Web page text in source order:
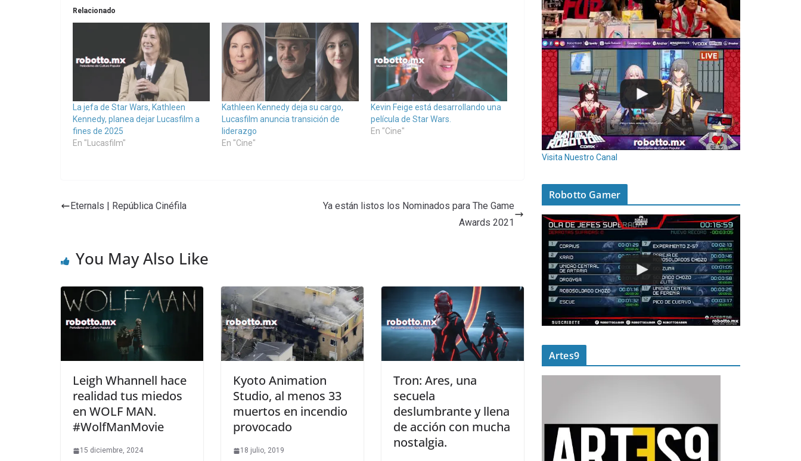
Relacionado
La jefa de Star Wars, Kathleen
Kennedy, planea dejar Lucasfilm a
fines de 2025
En "Lucasfilm"
Kathleen Kennedy deja su cargo,
Lucasfilm anuncia transición de
liderazgo
En "Cine"
Kevin Feige está desarrollando una
película de Star Wars.
En "Cine"
Eternals | República Cinéfila
Ya están listos los Nominados para The Game
Awards 2021
You May Also Like
Leigh Whannell hace
realidad tus miedos
en WOLF MAN.
#WolfManMovie
15 diciembre, 2024
Kyoto Animation
Studio, al menos 33
muertos en incendio
provocado
18 julio, 2019
Tron: Ares, una
secuela
deslumbrante y llena
de acción con mucha
nostalgia.
Visita Nuestro Canal
Robotto Gamer
Artes9